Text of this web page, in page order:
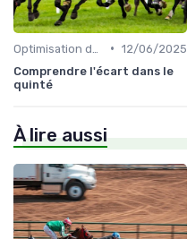
• 12/06/2025
Comprendre l'écart dans le
quinté
À lire aussi